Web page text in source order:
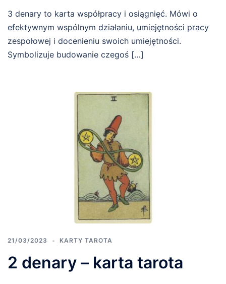
3 denary to karta współpracy i osiągnięć. Mówi o
efektywnym wspólnym działaniu, umiejętności pracy
zespołowej i docenieniu swoich umiejętności.
Symbolizuje budowanie czegoś […]
21/03/2023 KARTY TAROTA
2 denary – karta tarota